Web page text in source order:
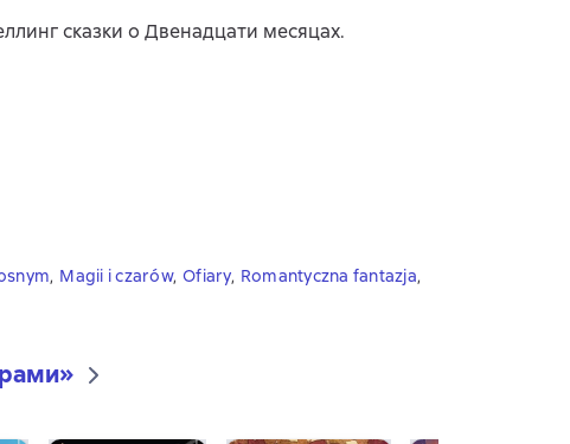
сказки о Двенадцати месяцах.
, Magii i czarów, Ofiary, Romantyczna fantazja,
»